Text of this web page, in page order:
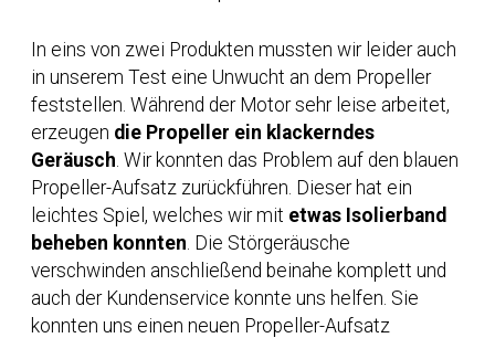
In eins von zwei Produkten mussten wir leider auch
in unserem Test eine Unwucht an dem Propeller
feststellen. Während der Motor sehr leise arbeitet,
erzeugen die Propeller ein klackerndes
Geräusch . Wir konnten das Problem auf den blauen
Propeller-Aufsatz zurückführen. Dieser hat ein
leichtes Spiel, welches wir mit etwas Isolierband
beheben konnten . Die Störgeräusche
verschwinden anschließend beinahe komplett und
auch der Kundenservice konnte uns helfen. Sie
konnten uns einen neuen Propeller-Aufsatz